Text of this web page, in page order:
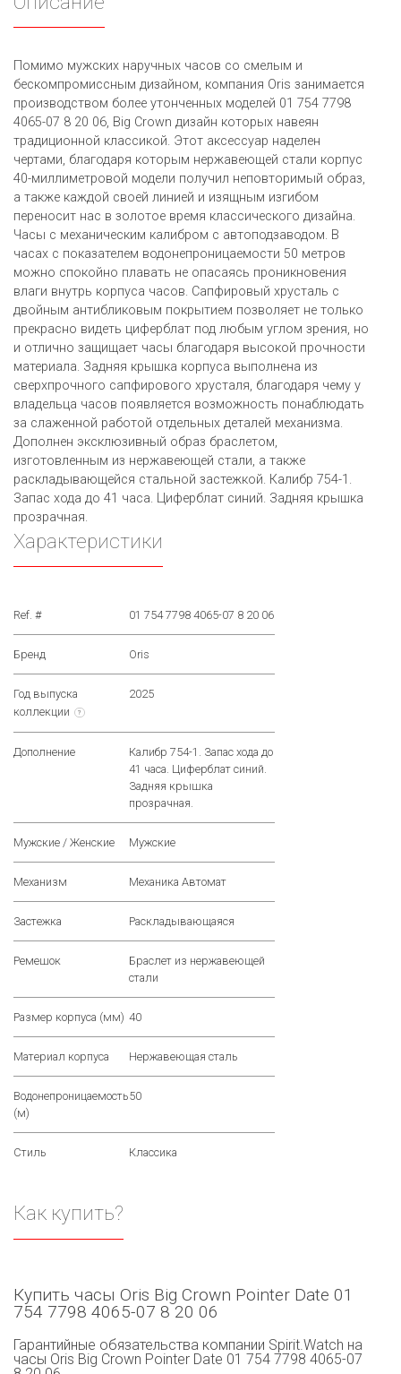
Помимо мужских наручных часов со смелым и
бескомпромиссным дизайном, компания Oris занимается
производством более утонченных моделей 01 754 7798
4065-07 8 20 06, Big Crown дизайн которых навеян
традиционной классикой. Этот аксессуар наделен
чертами, благодаря которым нержавеющей стали корпус
40-миллиметровой модели получил неповторимый образ,
а также каждой своей линией и изящным изгибом
переносит нас в золотое время классического дизайна.
Часы с механическим калибром с автоподзаводом. В
часах с показателем водонепроницаемости 50 метров
можно спокойно плавать не опасаясь проникновения
влаги внутрь корпуса часов. Сапфировый хрусталь с
двойным антибликовым покрытием позволяет не только
прекрасно видеть циферблат под любым углом зрения, но
и отлично защищает часы благодаря высокой прочности
материала. Задняя крышка корпуса выполнена из
сверхпрочного сапфирового хрусталя, благодаря чему у
владельца часов появляется возможность понаблюдать
за слаженной работой отдельных деталей механизма.
Дополнен эксклюзивный образ браслетом,
изготовленным из нержавеющей стали, а также
раскладывающейся стальной застежкой. Калибр 754-1.
Запас хода до 41 часа. Циферблат синий. Задняя крышка
прозрачная.
Характеристики
Ref. # 01 754 7798 4065-07 8 20 06
Бренд Oris
Год выпуска
коллекции
?
2025
Дополнение
Калибр 754-1. Запас хода до
41 часа. Циферблат синий.
Задняя крышка
прозрачная.
Мужские / Женские Мужские
Механизм Механика Автомат
Застежка Раскладывающаяся
Ремешок
Браслет из нержавеющей
стали
Размер корпуса (мм) 40
Материал корпуса Нержавеющая сталь
Водонепроницаемость
(м)
50
Стиль Классика
Как купить?
Купить часы Oris Big Crown Pointer Date 01
754 7798 4065-07 8 20 06
Гарантийные обязательства компании Spirit.Watch на
часы Oris Big Crown Pointer Date 01 754 7798 4065-07